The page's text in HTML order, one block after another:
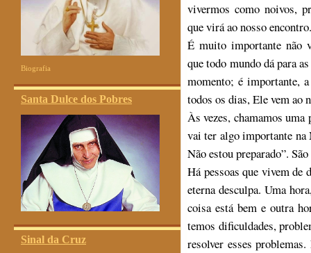
Biografia
Santa Dulce dos Pobres
Sinal da Cruz
vivermos como noivos,
que virá ao nosso encontro.
É muito importante não
que todo mundo dá para
momento; é importante,
todos os dias, Ele vem ao
Às vezes, chamamos uma
vai ter algo importante na
Não estou preparado”.
Há pessoas que vivem de
eterna desculpa. Uma
coisa está bem e outra
temos dificuldades,
resolver esses